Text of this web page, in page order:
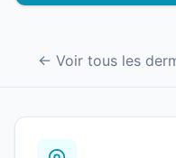
← Voir tous les